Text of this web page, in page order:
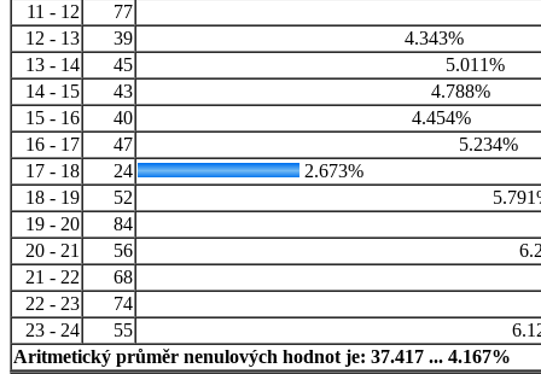
11 - 12
77
12 - 13
39
4.343%
13 - 14
45
5.011%
14 - 15
43
4.788%
15 - 16
40
4.454%
16 - 17
47
5.234%
17 - 18
24
2.673%
18 - 19
52
19 - 20
84
20 - 21
56
21 - 22
68
22 - 23
74
23 - 24
55
Aritmetický průměr nenulových hodnot je: 37.417 ... 4.167%